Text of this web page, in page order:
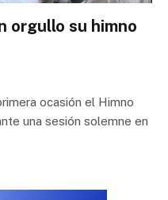
orgullo su himno
ocasión el Himno
una sesión solemne en